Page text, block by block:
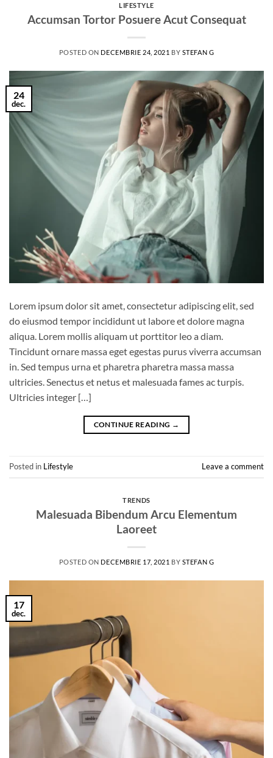
LIFESTYLE
Accumsan Tortor Posuere Acut Consequat
POSTED ON DECEMBRIE 24, 2021 BY STEFAN G
24
dec.
Lorem ipsum dolor sit amet, consectetur adipiscing elit, sed
do eiusmod tempor incididunt ut labore et dolore magna
aliqua. Lorem mollis aliquam ut porttitor leo a diam.
Tincidunt ornare massa eget egestas purus viverra accumsan
in. Sed tempus urna et pharetra pharetra massa massa
ultricies. Senectus et netus et malesuada fames ac turpis.
Ultricies integer […]
CONTINUE READING →
Posted in Lifestyle Leave a comment
TRENDS
Malesuada Bibendum Arcu Elementum
Laoreet
POSTED ON DECEMBRIE 17, 2021 BY STEFAN G
17
dec.